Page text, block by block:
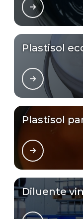
Plastisol
Plastisol
Diluente